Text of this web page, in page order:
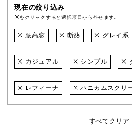
現在の絞り込み
をクリックすると選択項目から外せます。
腰高窓 断熱 グレイ系
カジュアル シンプル
レフィーナ ハニカムスクリ
すべてクリア